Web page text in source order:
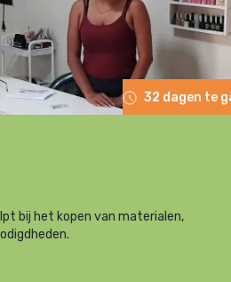
32 dagen te
bij het kopen van materialen,